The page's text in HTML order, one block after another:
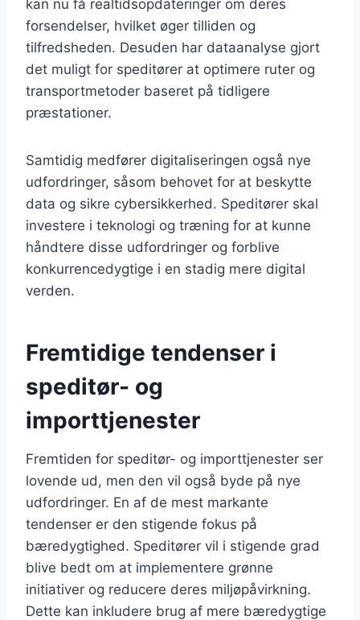
kan nu få realtidsopdateringer om deres
forsendelser, hvilket øger tilliden og
tilfredsheden. Desuden har dataanalyse gjort
det muligt for speditører at optimere ruter og
transportmetoder baseret på tidligere
præstationer.
Samtidig medfører digitaliseringen også nye
udfordringer, såsom behovet for at beskytte
data og sikre cybersikkerhed. Speditører skal
investere i teknologi og træning for at kunne
håndtere disse udfordringer og forblive
konkurrencedygtige i en stadig mere digital
verden.
Fremtidige tendenser i
speditør- og
importtjenester
Fremtiden for speditør- og importtjenester ser
lovende ud, men den vil også byde på nye
udfordringer. En af de mest markante
tendenser er den stigende fokus på
bæredygtighed. Speditører vil i stigende grad
blive bedt om at implementere grønne
initiativer og reducere deres miljøpåvirkning.
Dette kan inkludere brug af mere bæredygtige